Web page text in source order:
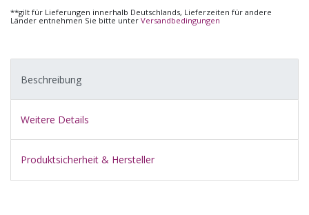
**gilt für Lieferungen innerhalb Deutschlands, Lieferzeiten für andere
Länder entnehmen Sie bitte unter Versandbedingungen
Beschreibung
Weitere Details
Produktsicherheit & Hersteller